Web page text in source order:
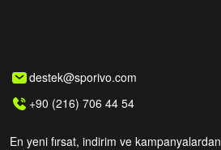
destek@sporivo.com
+90 (216) 706 44 54
En yeni fırsat, indirim ve kampanyalardan